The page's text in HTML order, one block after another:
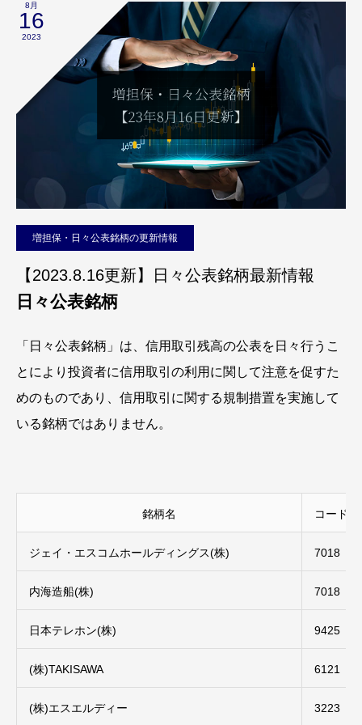
8月
16
2023
増担保・日々公表銘柄の更新情報
【2023.8.16更新】日々公表銘柄最新情報
日々公表銘柄
「日々公表銘柄」は、信用取引残高の公表を日々行うこ
とにより投資者に信用取引の利用に関して注意を促すた
めのものであり、信用取引に関する規制措置を実施して
いる銘柄ではありません。
銘柄名 コード
ジェイ・エスコムホールディングス(株) 7018
内海造船(株) 7018
日本テレホン(株) 9425
(株)TAKISAWA 6121
(株)エスエルディー 3223